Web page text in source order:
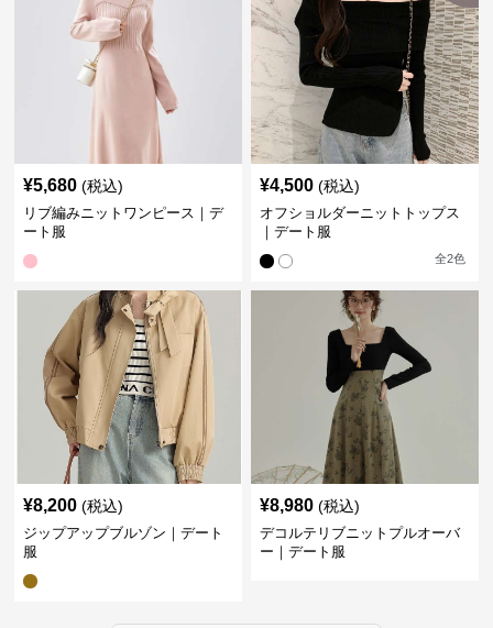
¥5,680 (税込)
リブ編みニットワンピース｜デ
ート服
¥4,500 (税込)
オフショルダーニットトップス
｜デート服
全2色
¥8,200 (税込)
ジップアップブルゾン｜デート
服
¥8,980 (税込)
デコルテリブニットプルオーバ
ー｜デート服